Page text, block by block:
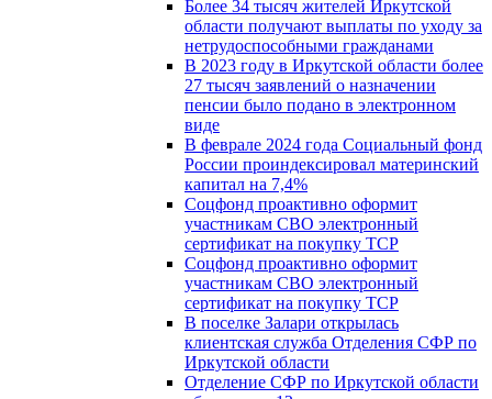
Более 34 тысяч жителей Иркутской
области получают выплаты по уходу за
нетрудоспособными гражданами
В 2023 году в Иркутской области более
27 тысяч заявлений о назначении
пенсии было подано в электронном
виде
В феврале 2024 года Социальный фонд
России проиндексировал материнский
капитал на 7,4%
Соцфонд проактивно оформит
участникам СВО электронный
сертификат на покупку ТСР
Соцфонд проактивно оформит
участникам СВО электронный
сертификат на покупку ТСР
В поселке Залари открылась
клиентская служба Отделения СФР по
Иркутской области
Отделение СФР по Иркутской области